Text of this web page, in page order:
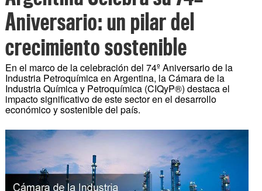
Aniversario: un pilar del
crecimiento sostenible
En el marco de la celebración del 74º Aniversario de la
Industria Petroquímica en Argentina, la Cámara de la
Industria Química y Petroquímica (CIQyP®) destaca el
impacto significativo de este sector en el desarrollo
económico y sostenible del país.